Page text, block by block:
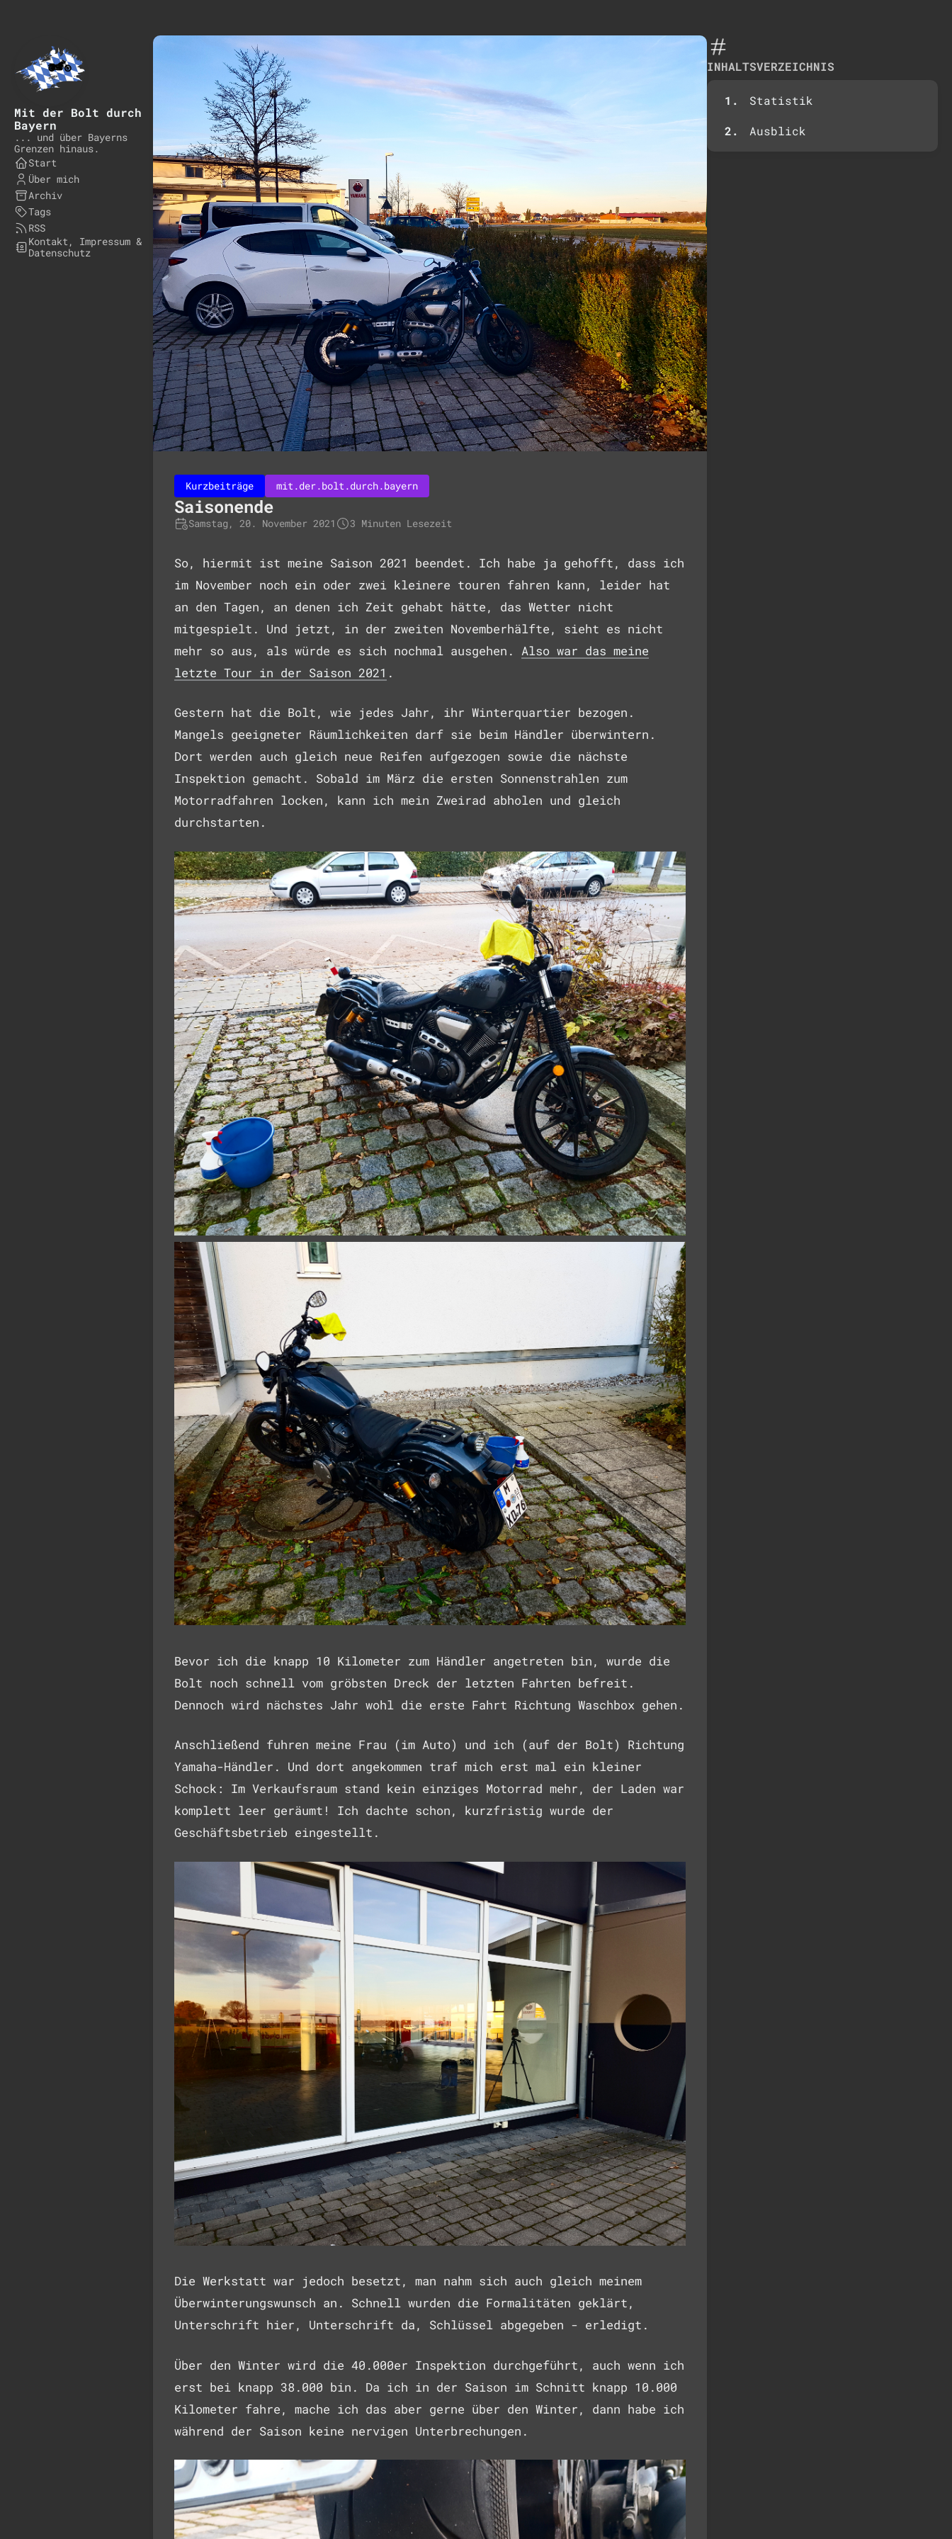
Mit der Bolt durch
Bayern
... und über Bayerns
Grenzen hinaus.
Start
Über mich
Archiv
Tags
RSS
Kontakt, Impressum &
Datenschutz
INHALTSVERZEICHNIS
Statistik
Ausblick
Kurzbeiträge mit.der.bolt.durch.bayern
Saisonende
Samstag, 20. November 2021 3 Minuten Lesezeit
So, hiermit ist meine Saison 2021 beendet. Ich habe ja gehofft, dass ich
im November noch ein oder zwei kleinere touren fahren kann, leider hat
an den Tagen, an denen ich Zeit gehabt hätte, das Wetter nicht
mitgespielt. Und jetzt, in der zweiten Novemberhälfte, sieht es nicht
mehr so aus, als würde es sich nochmal ausgehen. Also war das meine
letzte Tour in der Saison 2021 .
Gestern hat die Bolt, wie jedes Jahr, ihr Winterquartier bezogen.
Mangels geeigneter Räumlichkeiten darf sie beim Händler überwintern.
Dort werden auch gleich neue Reifen aufgezogen sowie die nächste
Inspektion gemacht. Sobald im März die ersten Sonnenstrahlen zum
Motorradfahren locken, kann ich mein Zweirad abholen und gleich
durchstarten.
Bevor ich die knapp 10 Kilometer zum Händler angetreten bin, wurde die
Bolt noch schnell vom gröbsten Dreck der letzten Fahrten befreit.
Dennoch wird nächstes Jahr wohl die erste Fahrt Richtung Waschbox gehen.
Anschließend fuhren meine Frau (im Auto) und ich (auf der Bolt) Richtung
Yamaha-Händler. Und dort angekommen traf mich erst mal ein kleiner
Schock: Im Verkaufsraum stand kein einziges Motorrad mehr, der Laden war
komplett leer geräumt! Ich dachte schon, kurzfristig wurde der
Geschäftsbetrieb eingestellt.
Die Werkstatt war jedoch besetzt, man nahm sich auch gleich meinem
Überwinterungswunsch an. Schnell wurden die Formalitäten geklärt,
Unterschrift hier, Unterschrift da, Schlüssel abgegeben - erledigt.
Über den Winter wird die 40.000er Inspektion durchgeführt, auch wenn ich
erst bei knapp 38.000 bin. Da ich in der Saison im Schnitt knapp 10.000
Kilometer fahre, mache ich das aber gerne über den Winter, dann habe ich
während der Saison keine nervigen Unterbrechungen.